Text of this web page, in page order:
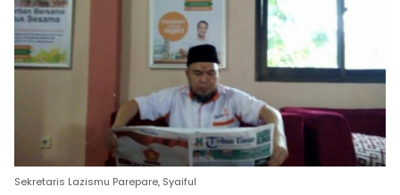
Sekretaris Lazismu Parepare, Syaiful